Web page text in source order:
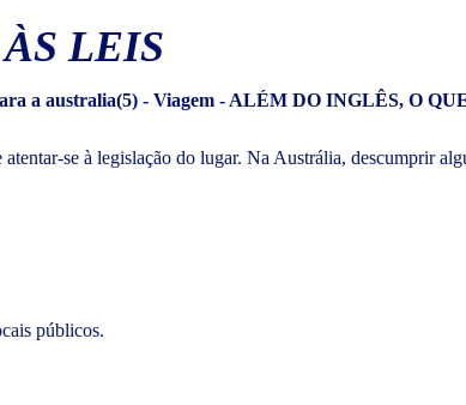
LEIS
se à legislação do lugar. Na Austrália, descumprir
públicos.